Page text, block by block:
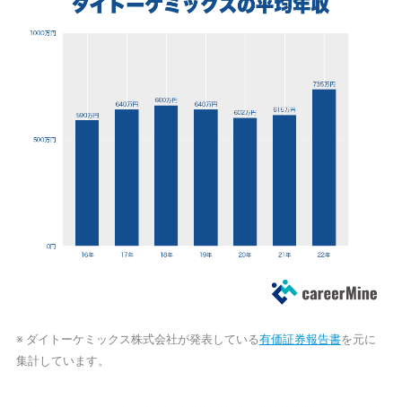
※ ダイトーケミックス株式会社が発表している有価証券報告書を元に
集計しています。